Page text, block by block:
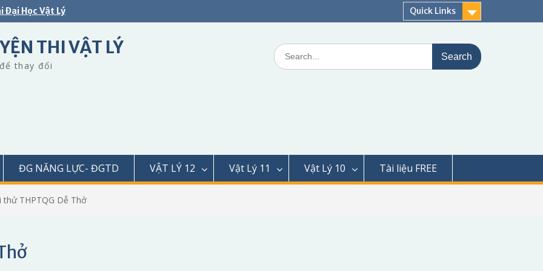
Đại Học Vật Lý Quick Links
THI VẬT LÝ
thay đổi
Search
for:
ĐG NĂNG LỰC- ĐGTD VẬT LÝ 12 Vật Lý 11 Vật Lý 10 Tài liệu FREE
thử THPTQG Dễ Thở